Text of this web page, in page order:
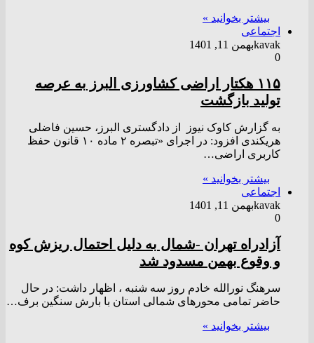
بیشتر بخوانید »
اجتماعی
kavakبهمن 11, 1401
0
۱۱۵ هکتار اراضی کشاورزی البرز به عرصه
تولید بازگشت
به گزارش کاوک نیوز از دادگستری البرز، حسین فاضلی
هریکندی افزود: در اجرای «تبصره ۲ ماده ۱۰ قانون حفظ
کاربری اراضی…
بیشتر بخوانید »
اجتماعی
kavakبهمن 11, 1401
0
آزادراه تهران -شمال به دلیل احتمال ریزش کوه
و وقوع بهمن مسدود شد
سرهنگ نورالله خادم روز سه شنبه ، اظهار داشت: در حال
حاضر تمامی محورهای شمالی استان با بارش سنگین برف…
بیشتر بخوانید »